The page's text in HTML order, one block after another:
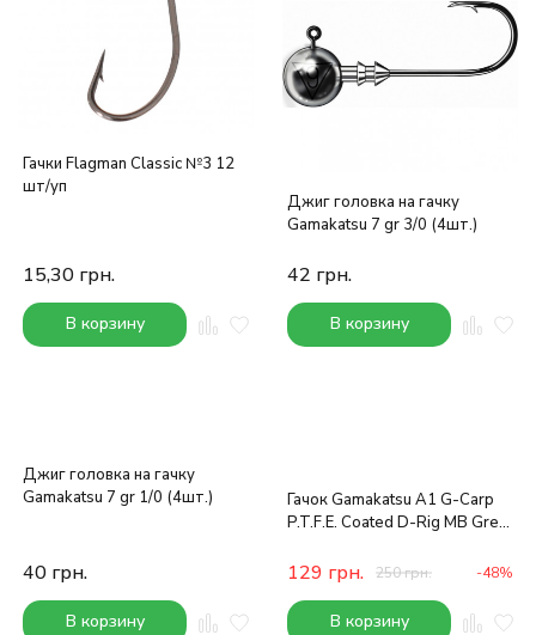
Гачки Flagman Classic №3 12
шт/уп
15,30 грн.
В корзину
Джиг головка на гачку
Gamakatsu 7 gr 3/0 (4шт.)
42 грн.
В корзину
Джиг головка на гачку
Gamakatsu 7 gr 1/0 (4шт.)
40 грн.
В корзину
Гачок Gamakatsu A1 G-Carp
P.T.F.E. Coated D-Rig MB Grey
129 грн. 250грн. -48%
В корзину